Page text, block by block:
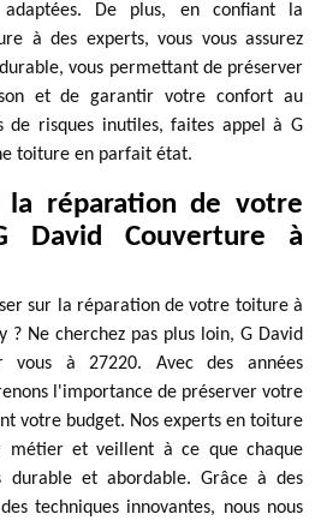
adaptées. De plus, en confiant la
à des experts, vous vous assurez
vous permettant de préserver
et de garantir votre confort au
de risques inutiles, faites appel à G
toiture en parfait état.
la réparation de votre
David Couverture à
sur la réparation de votre toiture à
? Ne cherchez pas plus loin, G David
vous à 27220. Avec des années
l'importance de préserver votre
votre budget. Nos experts en toiture
métier et veillent à ce que chaque
et abordable. Grâce à des
techniques innovantes, nous nous